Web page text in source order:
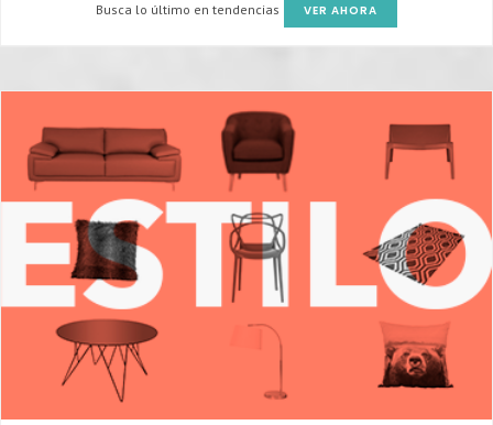
Busca lo último en tendencias VER AHORA